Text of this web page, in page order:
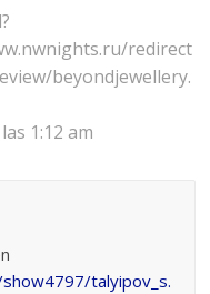
redirect
beyondjewellery.
1:12 am
talyipov_s.